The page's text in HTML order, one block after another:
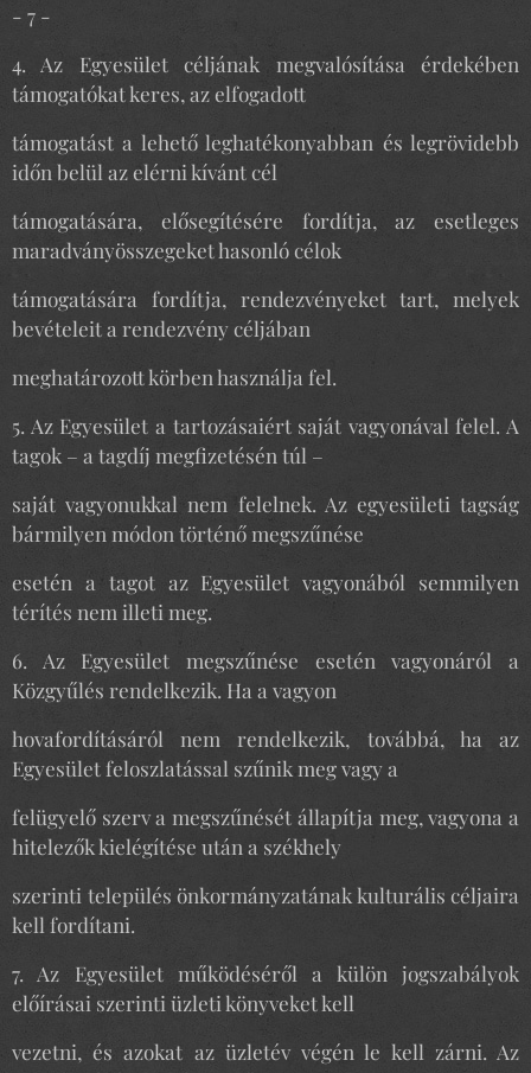
- 7 -
4. Az Egyesület céljának megvalósítása érdekében
támogatókat keres, az elfogadott
támogatást a lehető leghatékonyabban és legrövidebb
időn belül az elérni kívánt cél
támogatására, elősegítésére fordítja, az esetleges
maradványösszegeket hasonló célok
támogatására fordítja, rendezvényeket tart, melyek
bevételeit a rendezvény céljában
meghatározott körben használja fel.
5. Az Egyesület a tartozásaiért saját vagyonával felel. A
tagok – a tagdíj megfizetésén túl –
saját vagyonukkal nem felelnek. Az egyesületi tagság
bármilyen módon történő megszűnése
esetén a tagot az Egyesület vagyonából semmilyen
térítés nem illeti meg.
6. Az Egyesület megszűnése esetén vagyonáról a
Közgyűlés rendelkezik. Ha a vagyon
hovafordításáról nem rendelkezik, továbbá, ha az
Egyesület feloszlatással szűnik meg vagy a
felügyelő szerv a megszűnését állapítja meg, vagyona a
hitelezők kielégítése után a székhely
szerinti település önkormányzatának kulturális céljaira
kell fordítani.
7. Az Egyesület működéséről a külön jogszabályok
előírásai szerinti üzleti könyveket kell
vezetni, és azokat az üzletév végén le kell zárni. Az